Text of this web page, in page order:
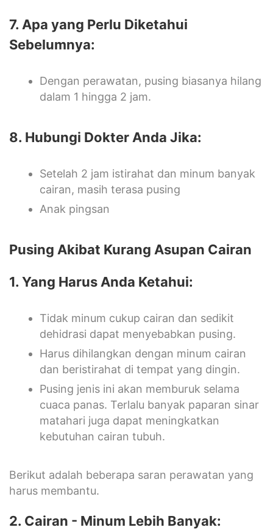
7. Apa yang Perlu Diketahui
Sebelumnya:
Dengan perawatan, pusing biasanya hilang
dalam 1 hingga 2 jam.
8. Hubungi Dokter Anda Jika:
Setelah 2 jam istirahat dan minum banyak
cairan, masih terasa pusing
Anak pingsan
Pusing Akibat Kurang Asupan Cairan
1. Yang Harus Anda Ketahui:
Tidak minum cukup cairan dan sedikit
dehidrasi dapat menyebabkan pusing.
Harus dihilangkan dengan minum cairan
dan beristirahat di tempat yang dingin.
Pusing jenis ini akan memburuk selama
cuaca panas. Terlalu banyak paparan sinar
matahari juga dapat meningkatkan
kebutuhan cairan tubuh.
Berikut adalah beberapa saran perawatan yang
harus membantu.
2. Cairan - Minum Lebih Banyak: